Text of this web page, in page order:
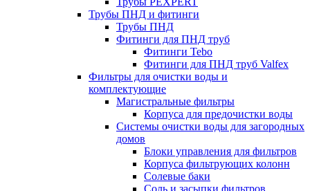
Трубы ПНД и фитинги
Трубы ПНД
Фитинги для ПНД труб
Фитинги Tebo
Фитинги для ПНД труб Valfex
Фильтры для очистки воды и
комплектующие
Магистральные фильтры
Корпуса для предочистки воды
Системы очистки воды для загородных
домов
Блоки управления для фильтров
Корпуса фильтрующих колонн
Солевые баки